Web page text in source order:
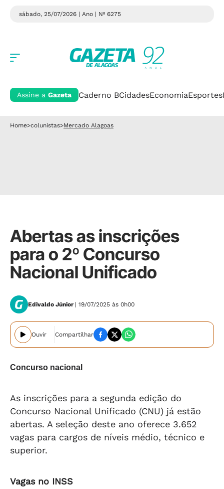
sábado, 25/07/2026 | Ano | Nº 6275
Assine a Gazeta Caderno BCidadesEconomiaEsportes
Home>colunistas>Mercado Alagoas
Abertas as inscrições
para o 2º Concurso
Nacional Unificado
Edivaldo Júnior | 19/07/2025 às 0h00
Ouvir Compartilhar
Concurso nacional
As inscrições para a segunda edição do
Concurso Nacional Unificado (CNU) já estão
abertas. A seleção deste ano oferece 3.652
vagas para cargos de níveis médio, técnico e
superior.
Vagas no INSS